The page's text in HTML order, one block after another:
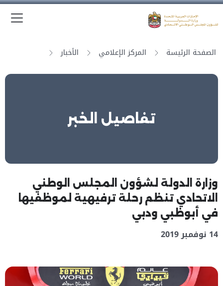
الصفحة الرئيسة المركز الإعلامي الأخبار
تفاصيل الخبر
وزارة الدولة لشؤون المجلس الوطني
الاتحادي تنظم رحلة ترفيهية لموظفيها
في أبوظبي ودبي
14 نوفمبر 2019